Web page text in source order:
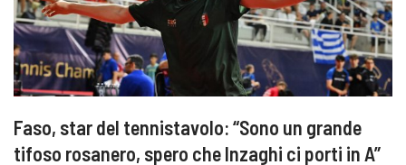
Faso, star del tennistavolo: “Sono un grande
tifoso rosanero, spero che Inzaghi ci porti in A”